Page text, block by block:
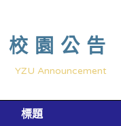
校園公告
YZU Announcement
標題